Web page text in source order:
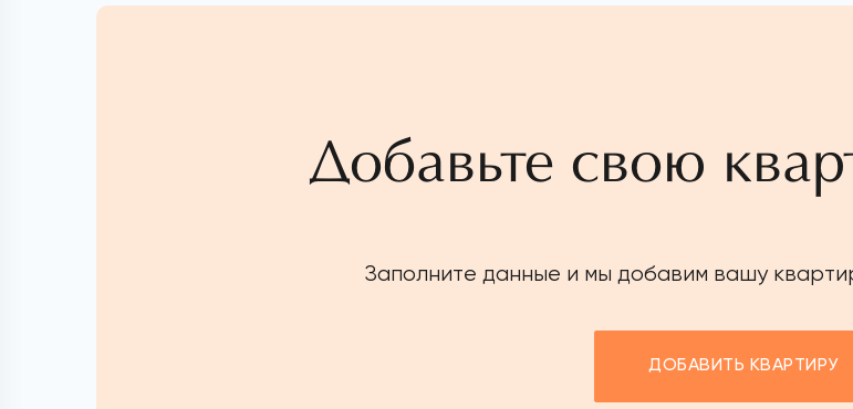
Добавьте свою
Заполните данные и мы добавим вашу
ДОБАВИТЬ КВАРТИРУ